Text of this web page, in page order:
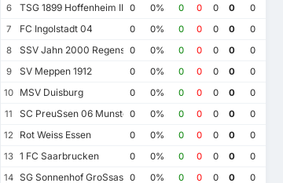
6
TSG 1899 Hoffenheim II 0 0% 0 0 0 0
0
7
FC Ingolstadt 04 0 0% 0 0 0 0
0
8
SSV Jahn 2000 Regensburg
0 0% 0 0 0 0
0
9
SV Meppen 1912 0 0% 0 0 0 0
0
10
MSV Duisburg 0 0% 0 0 0 0
0
11
SC PreuSsen 06 Munster0 0% 0 0 0 0
0
12
Rot Weiss Essen 0 0% 0 0 0 0
0
13 1 FC Saarbrucken 0 0% 0 0 0 0
0
14 SG Sonnenhof GroSsaspach
0 0% 0 0 0 0
0